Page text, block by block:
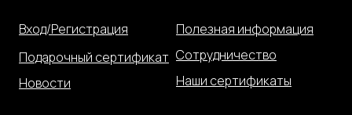
Вход/Регистрация
Подарочный сертификат
Новости
Полезная информация
Сотрудничество
Наши сертификаты